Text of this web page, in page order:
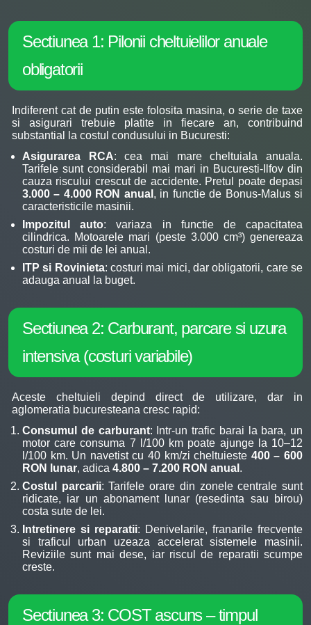
Sectiunea 1: Pilonii cheltuielilor anuale
obligatorii
Indiferent cat de putin este folosita masina, o serie de taxe
si asigurari trebuie platite in fiecare an, contribuind
substantial la costul condusului in Bucuresti:
Asigurarea RCA: cea mai mare cheltuiala anuala.
Tarifele sunt considerabil mai mari in Bucuresti-Ilfov din
cauza riscului crescut de accidente. Pretul poate depasi
3.000 – 4.000 RON anual , in functie de Bonus-Malus si
caracteristicile masinii.
Impozitul auto: variaza in functie de capacitatea
cilindrica. Motoarele mari (peste 3.000 cm³) genereaza
costuri de mii de lei anual.
ITP si Rovinieta: costuri mai mici, dar obligatorii, care se
adauga anual la buget.
Sectiunea 2: Carburant, parcare si uzura
intensiva (costuri variabile)
Aceste cheltuieli depind direct de utilizare, dar in
aglomeratia bucuresteana cresc rapid:
Consumul de carburant: Intr-un trafic barai la bara, un
motor care consuma 7 l/100 km poate ajunge la 10–12
l/100 km. Un navetist cu 40 km/zi cheltuieste 400 – 600
RON lunar, adica 4.800 – 7.200 RON anual .
Costul parcarii: Tarifele orare din zonele centrale sunt
ridicate, iar un abonament lunar (resedinta sau birou)
costa sute de lei.
Intretinere si reparatii: Denivelarile, franarile frecvente
si traficul urban uzeaza accelerat sistemele masinii.
Reviziile sunt mai dese, iar riscul de reparatii scumpe
creste.
Sectiunea 3: COST ascuns – timpul